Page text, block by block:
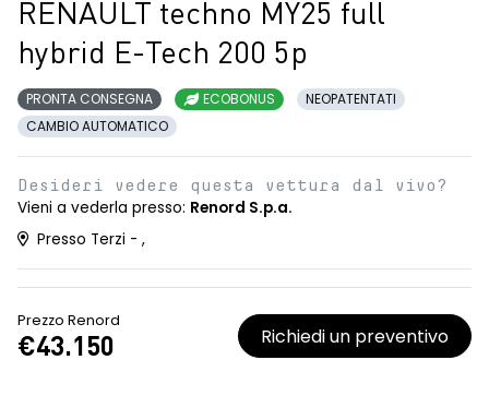
RENAULT techno MY25 full
hybrid E-Tech 200 5p
PRONTA CONSEGNA ECOBONUS
NEOPATENTATI
CAMBIO AUTOMATICO
Desideri vedere questa vettura dal vivo?
Vieni a vederla presso: Renord S.p.a.
Presso Terzi - ,
Prezzo Renord
€43.150 Richiedi un preventivo